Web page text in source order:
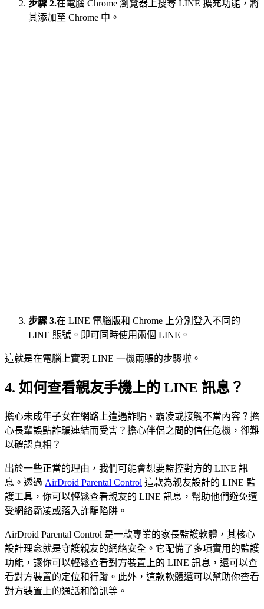
步驟 2.在電腦 Chrome 瀏覽器上搜尋 LINE 擴充功能，將
其添加至 Chrome 中。
步驟 3.在 LINE 電腦版和 Chrome 上分別登入不同的
LINE 賬號。即可同時使用兩個 LINE。
這就是在電腦上實現 LINE 一機兩賬的步驟啦。
4. 如何查看親友手機上的 LINE 訊息？
擔心未成年子女在網路上遭遇詐騙、霸凌或接觸不當內容？擔
心長輩誤點詐騙連結而受害？擔心伴侶之間的信任危機，卻難
以確認真相？
出於一些正當的理由，我們可能會想要監控對方的 LINE 訊
息。透過 AirDroid Parental Control 這款為親友設計的 LINE 監
護工具，你可以輕鬆查看親友的 LINE 訊息，幫助他們避免遭
受網絡霸凌或落入詐騙陷阱。
AirDroid Parental Control 是一款專業的家長監護軟體，其核心
設計理念就是守護親友的網絡安全。它配備了多項實用的監護
功能，讓你可以輕鬆查看對方裝置上的 LINE 訊息，還可以查
看對方裝置的定位和行蹤。此外，這款軟體還可以幫助你查看
對方裝置上的通話和簡訊等。